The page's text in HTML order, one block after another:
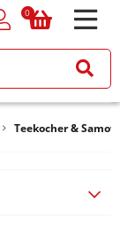
0
0
Teekocher &